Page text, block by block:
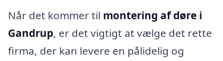
Når det kommer til montering af døre i
Gandrup, er det vigtigt at vælge det rette
firma, der kan levere en pålidelig og